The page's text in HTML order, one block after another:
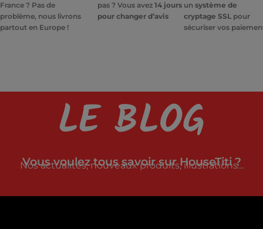
France ? Pas de
problème, nous livrons
partout en Europe !
pas ? Vous avez14 jours
pour changer d’avis
un système de
cryptage SSLpour
sécuriser vos
LE BLOG
Vous voulez tous savoir sur HouseTiti ?
Nos actualités, nouveaux produits, illustrations…